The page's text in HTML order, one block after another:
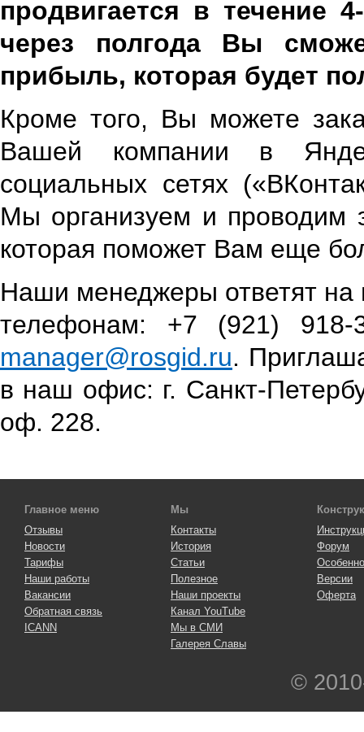
продвигается в течение
через полгода Вы
прибыль, которая будет
Кроме того, Вы можете
Вашей компании в
социальных сетях
Мы организуем и проводим
которая поможет Вам еще
Наши менеджеры ответят на
телефонам: +7 (921) 918-
manager@rosgid.ru.
в наш офис: г. Санкт-
оф. 228.
Главное меню
Отзывы
Новости
Тарифы
Наши работы
Вакансии
Обратная связь
ICANN
Мы
Контакты
История
Статьи
Полезное
Наши проекты
Канал YouTube
Мы в СМИ
Галерея Славы
Форум
Версии
Оферта
©